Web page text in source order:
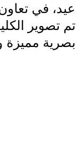
عيد، في
تم تصوير
بصرية مميزة